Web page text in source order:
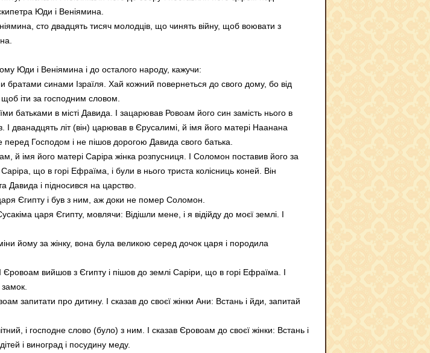
Юди і Веніямина.
сто двадцять тисяч молодців, що чинять війну, щоб воювати з
Юди і Веніямина і до осталого народу, кажучи:
синами Ізраїля. Хай кожний повернеться до свого дому, бо від
іти за господним словом.
батьками в місті Давида. І зацарював Ровоам його син замість нього в
дванадцять літ (він) царював в Єрусалимі, й імя його матері Наанана
Господом і не пішов дорогою Давида свого батька.
й імя його матері Саріра жінка розпусниця. І Соломон поставив його за
що в горі Ефраїма, і були в нього триста колісниць коней. Він
Давида і підносився на царство.
Єгипту і був з ним, аж доки не помер Соломон.
царя Єгипту, мовлячи: Відішли мене, і я відійду до моєї землі. І
йому за жінку, вона була великою серед дочок царя і породила
Єровоам вийшов з Єгипту і пішов до землі Саріри, що в горі Ефраїма. І
запитати про дитину. І сказав до своєї жінки Ани: Встань і йди, запитай
і господне слово (було) з ним. І сказав Єровоам до своєї жінки: Встань і
і виноград і посудину меду.